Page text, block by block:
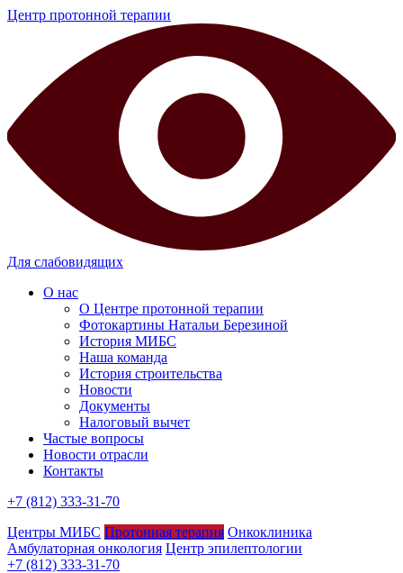
Центр протонной терапии
Для слабовидящих
О нас
О Центре протонной терапии
Фотокартины Натальи Березиной
История МИБС
Наша команда
История строительства
Новости
Документы
Налоговый вычет
Частые вопросы
Новости отрасли
Контакты
+7 (812) 333-31-70
Центры МИБС Протонная терапия Онкоклиника
Амбулаторная онкология Центр эпилептологии
+7 (812) 333-31-70